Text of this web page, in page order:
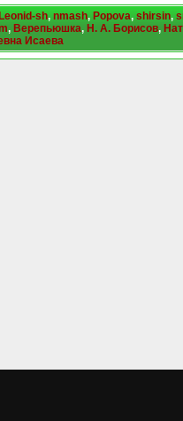
Leonid-sh, nmash, Popova, shirsin,
, Верепьюшка, Н. А. Борисов,
Исаева